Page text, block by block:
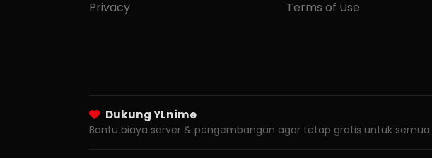
Privacy
Terms of Use
Dukung YLnime
Bantu biaya server & pengembangan agar tetap gratis untuk semua.